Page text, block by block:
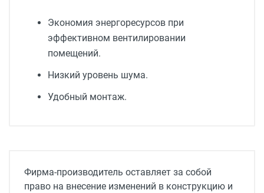
Экономия энергоресурсов при
эффективном вентилировании
помещений.
Низкий уровень шума.
Удобный монтаж.
1.2
Фирма-производитель оставляет за собой
право на внесение изменений в конструкцию и